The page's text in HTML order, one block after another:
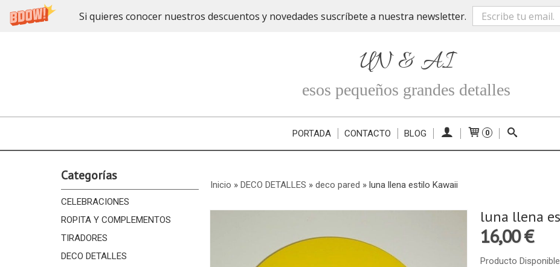
Si quieres conocer nuestros descuentos y novedades suscríbete a nuestra newsletter.
UN & AI
esos pequeños grandes detalles
PORTADA CONTACTO BLOG 0
Categorías
CELEBRACIONES
ROPITA Y COMPLEMENTOS
TIRADORES
DECO DETALLES
Inicio » DECO DETALLES » deco pared » luna llena estilo Kawaii
luna llena
16,00 €
Producto Disponible